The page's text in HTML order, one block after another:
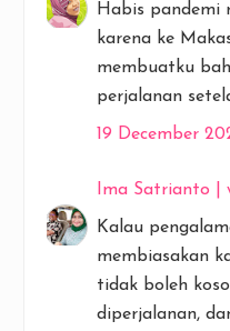
Habis pandemi
karena ke
membuatku
perjalanan
19 December
Ima Satrianto |
Kalau
membiasakan
tidak boleh
diperjalanan,